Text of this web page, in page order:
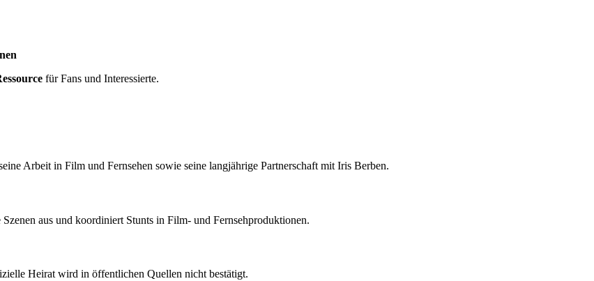
für Fans und Interessierte.
Arbeit in Film und Fernsehen sowie seine langjährige Partnerschaft mit Iris Berben.
aus und koordiniert Stunts in Film- und Fernsehproduktionen.
Heirat wird in öffentlichen Quellen nicht bestätigt.